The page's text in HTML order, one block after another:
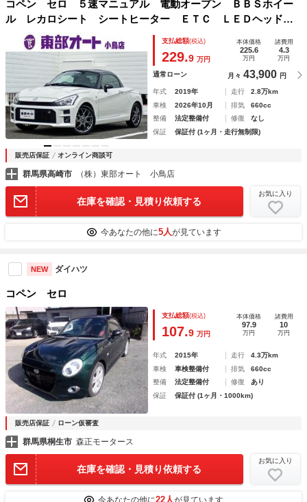
コペン セロ ５速マニュアル 電動オープン ＢＢＳホイー
ル レカロシート シートヒーター ＥＴＣ ＬＥＤヘッドラ
イト ＬＥＤフォグランプ ステアリングスイッチ
支払総額(税込)
229.9 万円
本体価格
225.6
万円
諸費用
4.3
万円
通常ローン 月々 43,900 円
年式 2019年 走行
2.8万km
車検
2026年10月 排気
660cc
整備
法定整備付 修復
なし
保証
保証付 (1ヶ月・走行無制限)
販売店保証 オンライン商談可
群馬県高崎市 （株）東部オート 小鳥店
在庫を確認・見積り依頼する
お気に入り
今あなたの他に5人が見ています
NEW ダイハツ
コペン セロ
支払総額(税込)
107.9 万円
本体価格
97.9
万円
諸費用
10
万円
年式 2015年 走行
4.3万km
車検
車検整備付 排気
660cc
整備
法定整備付 修復
あり
保証
保証付 (1ヶ月・1000km)
販売店保証 ローン仮審査
群馬県桐生市 森正モータース
在庫を確認・見積り依頼する
お気に入り
今あなたの他に22人が見ています